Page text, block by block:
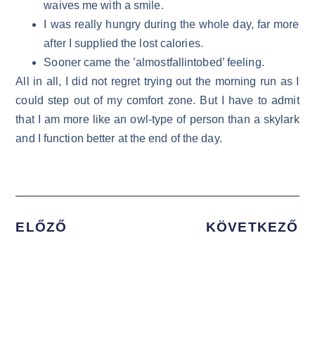
waives me with a smile.
I was really hungry during the whole day, far more
after I supplied the lost calories.
Sooner came the ’almostfallintobed’ feeling.
All in all, I did not regret trying out the morning run as I
could step out of my comfort zone. But I have to admit
that I am more like an owl-type of person than a skylark
and I function better at the end of the day.
ELŐZŐ KÖVETKEZŐ